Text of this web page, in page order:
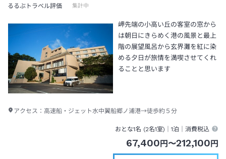
るるぶトラベル評価 集計中
岬先端の小高い丘の客室の窓から
は朝日にきらめく港の風景と最上
階の展望風呂から玄界灘を紅に染
める夕日が旅情を満喫させてくれ
ることと思います
アクセス： 高速船・ジェット水中翼船郷ノ浦港→徒歩約５分
おとな1名 (2名1室)｜1泊 ｜消費税込
67,400 円 〜212,100 円